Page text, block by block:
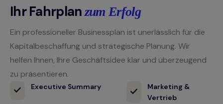
Ihr Fahrplanzum Erfolg
Ein professioneller Businessplan ist unerlässlich für die
Kapitalbeschaffung und strategische Planung. Wir
helfen Ihnen, Ihre Geschäftsidee klar und überzeugend
zu präsentieren.
Executive Summary
Marketing &
Vertrieb